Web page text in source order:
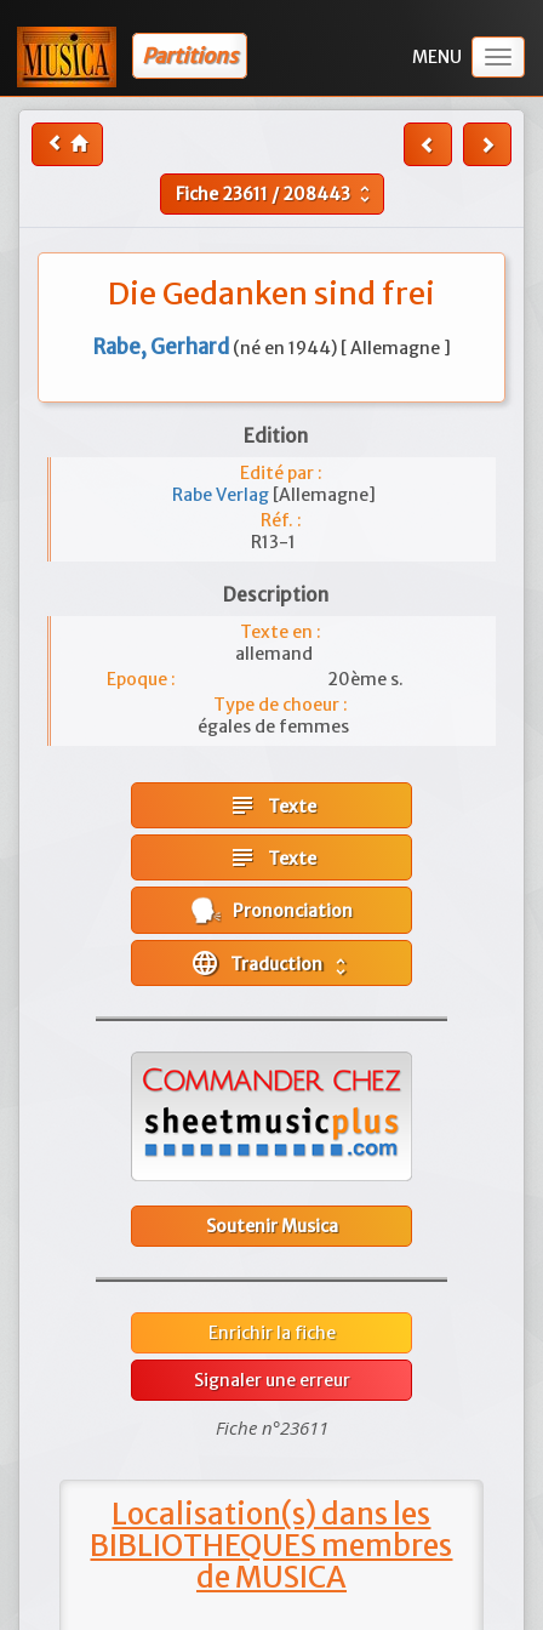
Partitions
Fiche23611/208443 unfold_more
Die Gedanken sind frei
Rabe, Gerhard (né en 1944) [ Allemagne ]
Edition
Edité par :
Rabe Verlag [Allemagne]
Réf. :
R13-1
Description
Texte en :
allemand
Epoque :
20ème s.
Type de choeur :
égales de femmes
subject Texte
subject Texte
Prononciation
language unfold_more
Soutenir Musica
Enrichir la fiche
Signaler une erreur
Fiche n°23611
Localisation(s) dans les
BIBLIOTHEQUES membres
de MUSICA